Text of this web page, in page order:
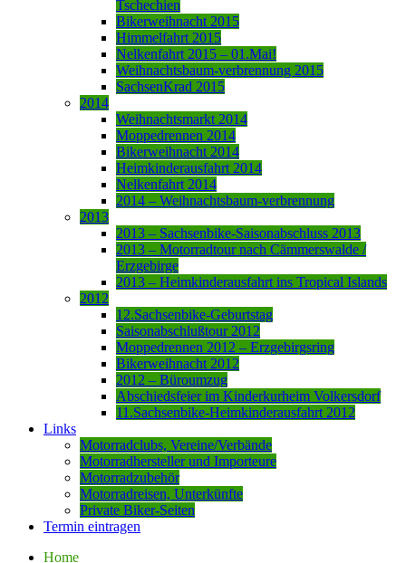
Tschechien
Bikerweihnacht 2015
Himmelfahrt 2015
Nelkenfahrt 2015 – 01.Mai!
Weihnachtsbaum-verbrennung 2015
SachsenKrad 2015
2014
Weihnachtsmarkt 2014
Moppedrennen 2014
Bikerweihnacht 2014
Heimkinderausfahrt 2014
Nelkenfahrt 2014
2014 – Weihnachtsbaum-verbrennung
2013
2013 – Sachsenbike-Saisonabschluss 2013
2013 – Motorradtour nach Cämmerswalde /
Erzgebirge
2013 – Heimkinderausfahrt ins Tropical Islands
2012
12.Sachsenbike-Geburtstag
Saisonabschlußtour 2012
Moppedrennen 2012 – Erzgebirgsring
Bikerweihnacht 2012
2012 – Büroumzug
Abschiedsfeier im Kinderkurheim Volkersdorf
11.Sachsenbike-Heimkinderausfahrt 2012
Links
Motorradclubs, Vereine/Verbände
Motorradhersteller und Importeure
Motorradzubehör
Motorradreisen, Unterkünfte
Private Biker-Seiten
Termin eintragen
Home